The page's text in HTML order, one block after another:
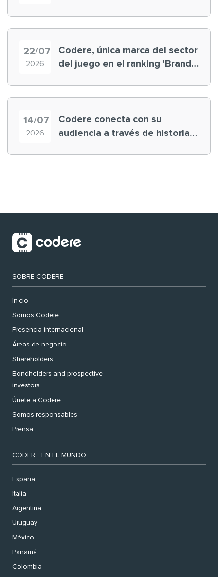
22/07
2026
Codere, única marca del sector
del juego en el ranking ‘Brand
14/07
2026
Codere conecta con su
audiencia a través de historias
SOBRE CODERE
Inicio
Somos Codere
Presencia internacional
Áreas de negocio
Shareholders
Bondholders and prospective
investors
Únete a Codere
Somos responsables
Prensa
CODERE EN EL MUNDO
España
Italia
Argentina
Uruguay
México
Panamá
Colombia